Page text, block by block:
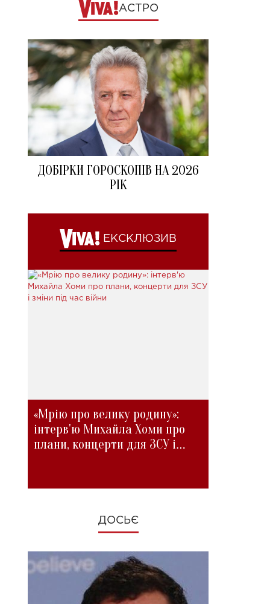
АСТРО
ДОБІРКИ ГОРОСКОПІВ НА 2026
РІК
ЕКСКЛЮЗИВ
«Мрію про велику родину»:
інтерв'ю Михайла Хоми про
плани, концерти для ЗСУ і
ДОСЬЄ